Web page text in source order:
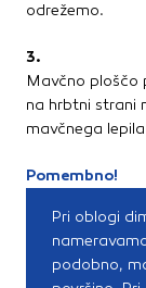
odrežemo.
3.
Mavčno ploščo
na hrbtni strani
mavčnega
Pomembno!
Pri oblogi
podobno,